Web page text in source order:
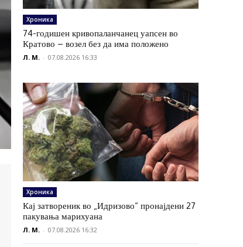
Хроника
74-годишен кривопаланчанец уапсен во
Кратово – возел без да има положено
Л. М. - 07.08.2026 16:33
Хроника
Кај затвореник во „Идризово“ пронајдени 27
пакувања марихуана
Л. М. - 07.08.2026 16:32